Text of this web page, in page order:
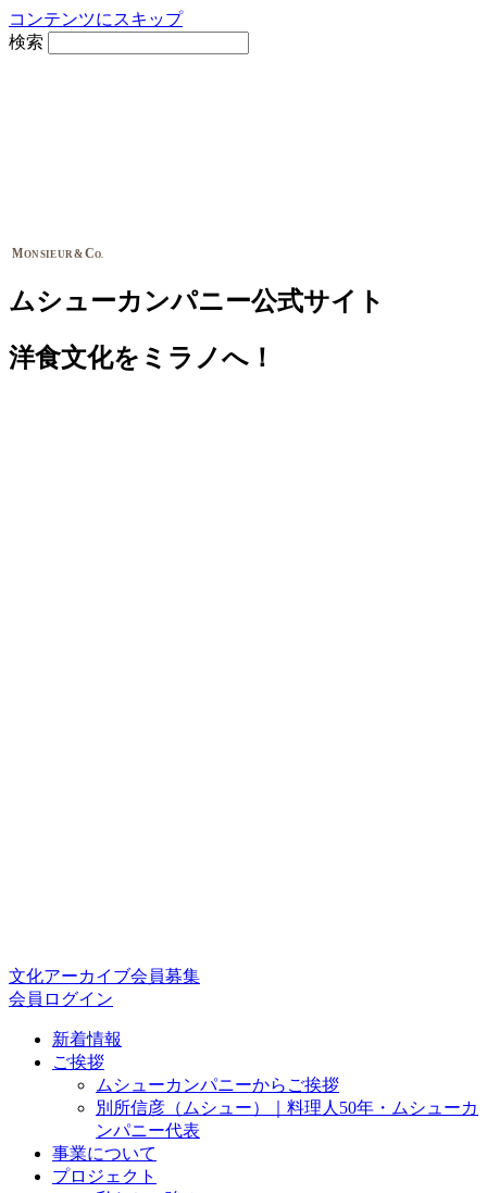
コンテンツにスキップ
検索
MONSIEUR&CO.
ムシューカンパニー公式サイト
洋食文化をミラノへ！
文化アーカイブ会員募集
会員ログイン
新着情報
ご挨拶
ムシューカンパニーからご挨拶
別所信彦（ムシュー）｜料理人50年・ムシューカ
ンパニー代表
事業について
プロジェクト